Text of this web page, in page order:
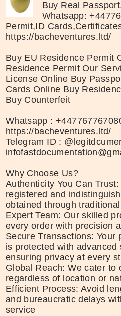
Buy Real
Whatsapp:
Permit,ID
https://bacheventures.ltd/
Buy EU Residence Permit
Residence Permit Our
License Online Buy
Cards Online Buy
Buy Counterfeit
Whatsapp :
https://bacheventures.ltd/
Telegram ID :
Why Choose Us?
Authenticity You Can
registered and
obtained through
Expert Team: Our skilled
every order with precision
Secure Transactions: Your
is protected with advanced
ensuring privacy at every
Global Reach: We cater to
regardless of location or
Efficient Process: Avoid
and bureaucratic delays
service